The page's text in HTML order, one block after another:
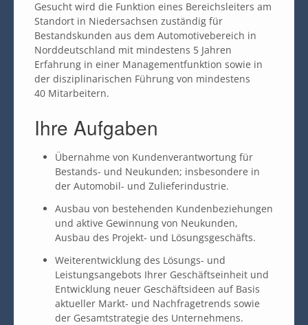
Gesucht wird die Funktion eines Bereichsleiters am
Standort in Niedersachsen zuständig für
Bestandskunden aus dem Automotivebereich in
Norddeutschland mit mindestens 5 Jahren
Erfahrung in einer Managementfunktion sowie in
der disziplinarischen Führung von mindestens
40 Mitarbeitern.
Ihre Aufgaben
Übernahme von Kundenverantwortung für
Bestands- und Neukunden; insbesondere in
der Automobil- und Zulieferindustrie.
Ausbau von bestehenden Kundenbeziehungen
und aktive Gewinnung von Neukunden,
Ausbau des Projekt- und Lösungsgeschäfts.
Weiterentwicklung des Lösungs- und
Leistungsangebots Ihrer Geschäftseinheit und
Entwicklung neuer Geschäftsideen auf Basis
aktueller Markt- und Nachfragetrends sowie
der Gesamtstrategie des Unternehmens.